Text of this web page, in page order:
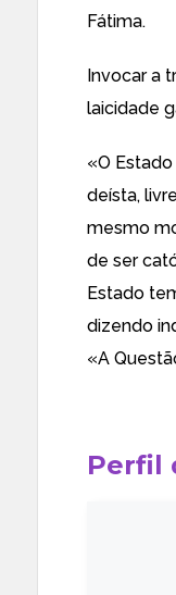
Fátima.
Invocar a
laicidade
«O
deísta,
mesmo
de ser
Estado
dizendo
«A
Perfil